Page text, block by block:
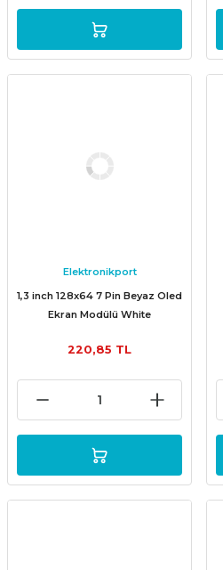
Elektronikport
1,3 inch 128x64 7 Pin Beyaz Oled
Ekran Modülü White
220,85 TL